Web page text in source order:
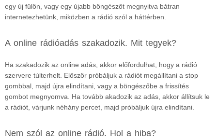
egy új fülön, vagy egy újabb böngészőt megnyitva bátran
internetezhetünk, miközben a rádió szól a háttérben.
A online rádióadás szakadozik. Mit tegyek?
Ha szakadozik az online adás, akkor előfordulhat, hogy a rádió
szervere túlterhelt. Először próbáljuk a rádiót megállítani a stop
gombbal, majd újra elindítani, vagy a böngészőbe a frissítés
gombot megnyomva. Ha tovább akadozik az adás, akkor állítsuk le
a rádiót, várjunk néhány percet, majd próbáljuk újra elindítani.
Nem szól az online rádió. Hol a hiba?